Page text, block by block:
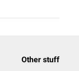
Other stuff